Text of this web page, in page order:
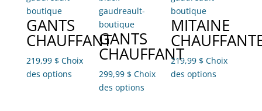
GANTS
CHAUFFANT
219,99 $ Choix
des optionsCe
produit
GANTS
CHAUFFANT
299,99 $ Choix
des optionsCe
MITAINE
219,99 $ Choix
des options